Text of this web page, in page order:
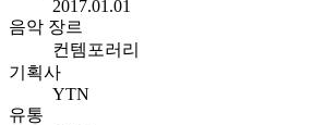
2017.01.01
음악 장르
컨템포러리
기획사
YTN
유통